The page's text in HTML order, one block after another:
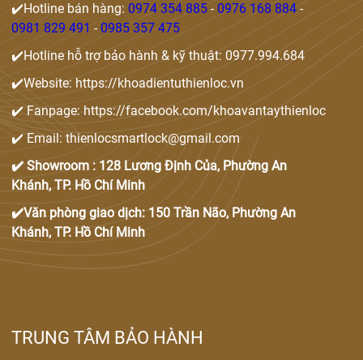
✔️Hotline bán hàng: 0974 354 885 - 0976 168 884 -
0981 829 491 - 0985 357 475
✔️Hotline hỗ trợ bảo hành & kỹ thuật: 0977.994.684
✔️Website: https://khoadientuthienloc.vn
✔️ Fanpage: https://facebook.com/khoavantaythienloc
✔️ Email: thienlocsmartlock@gmail.com
✔️ Showroom : 128 Lương Định Của, Phường An
Khánh, TP. Hồ Chí Minh
✔️Văn phòng giao dịch: 150 Trần Não, Phường An
Khánh, TP. Hồ Chí Minh
TRUNG TÂM BẢO HÀNH